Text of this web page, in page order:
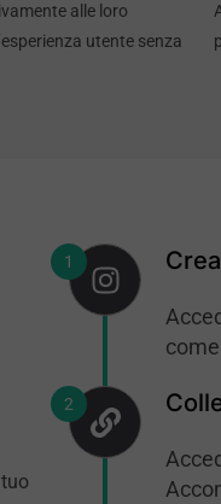
alle loro
utente senza